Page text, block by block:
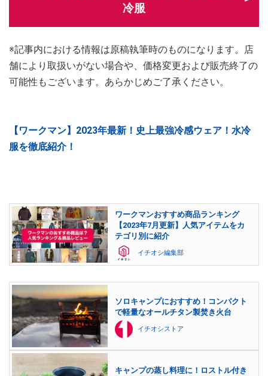
冷服
※記事内における情報は原稿執筆時のものになります。店
舗により取扱いがない場合や、価格変更および販売終了の
可能性もございます。あらかじめご了承ください。
【ワークマン】2023年最新！史上最強冷感ウェア！水冷
服を徹底紹介！
ワークマンおすすめ商品ランキング
【2023年7月更新】人気アイテムをカ
テゴリ別に紹介
イチオシ編集部
ソロキャンプにおすすめ！コンパクト
で軽量なオールチタン製焚き火台
イチオシストア
キャンプの蒸し料理に！ロストル付き